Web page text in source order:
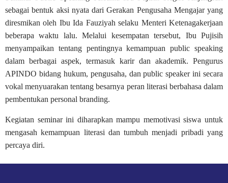
sebagai bentuk aksi nyata dari Gerakan Pengusaha Mengajar yang
diresmikan oleh Ibu Ida Fauziyah selaku Menteri Ketenagakerjaan
beberapa waktu lalu. Melalui kesempatan tersebut, Ibu Pujisih
menyampaikan tentang pentingnya kemampuan public speaking
dalam berbagai aspek, termasuk karir dan akademik. Pengurus
APINDO bidang hukum, pengusaha, dan public speaker ini secara
vokal menyuarakan tentang besarnya peran literasi berbahasa dalam
pembentukan personal branding.
Kegiatan seminar ini diharapkan mampu memotivasi siswa untuk
mengasah kemampuan literasi dan tumbuh menjadi pribadi yang
percaya diri.